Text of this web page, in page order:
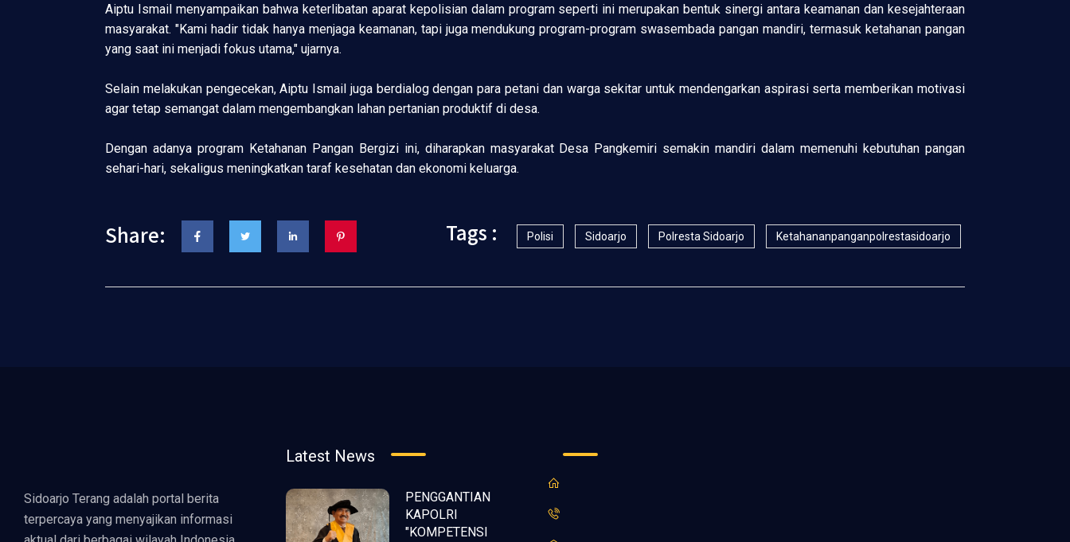
Aiptu Ismail menyampaikan bahwa keterlibatan aparat kepolisian dalam program seperti ini merupakan bentuk sinergi antara keamanan dan kesejahteraan
masyarakat. "Kami hadir tidak hanya menjaga keamanan, tapi juga mendukung program-program swasembada pangan mandiri, termasuk ketahanan pangan
yang saat ini menjadi fokus utama," ujarnya.
Selain melakukan pengecekan, Aiptu Ismail juga berdialog dengan para petani dan warga sekitar untuk mendengarkan aspirasi serta memberikan motivasi
agar tetap semangat dalam mengembangkan lahan pertanian produktif di desa.
Dengan adanya program Ketahanan Pangan Bergizi ini, diharapkan masyarakat Desa Pangkemiri semakin mandiri dalam memenuhi kebutuhan pangan
sehari-hari, sekaligus meningkatkan taraf kesehatan dan ekonomi keluarga.
Share: Tags : Polisi Sidoarjo Polresta Sidoarjo Ketahananpanganpolrestasidoarjo
Sidoarjo Terang adalah portal berita
terpercaya yang menyajikan informasi
Latest News
PENGGANTIAN
KAPOLRI
"KOMPETENSI